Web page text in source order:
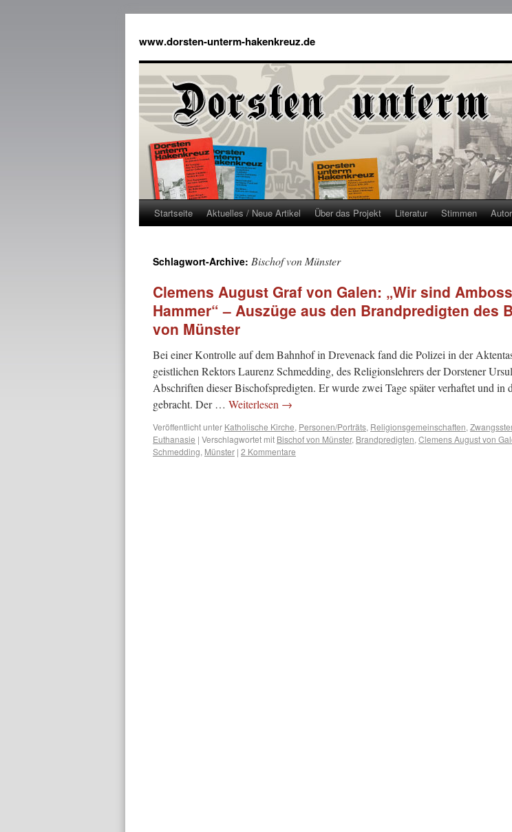
www.dorsten-unterm-hakenkreuz.de
Startseite Aktuelles / Neue Artikel Über das Projekt Literatur Stimmen
Schlagwort-Archive: Bischof von Münster
Clemens August Graf von Galen: „Wir sind
Hammer“ – Auszüge aus den Brandpredigten des
von Münster
Bei einer Kontrolle auf dem Bahnhof in Drevenack fand die Polizei in der
geistlichen Rektors Laurenz Schmedding, des Religionslehrers der Dorstener
Abschriften dieser Bischofspredigten. Er wurde zwei Tage spä­ter verhaftet und in
gebracht. Der … Weiterlesen →
Veröffentlicht unter Katholische Kirche, Personen/Porträts, Religionsgemeinschaften,
Euthanasie | Verschlagwortet mit Bischof von Münster, Brandpredigten, Clemens August von
Schmedding, Münster | 2 Kommentare